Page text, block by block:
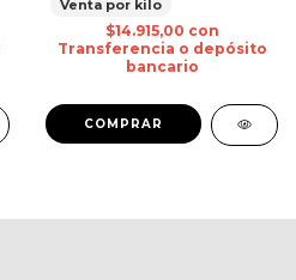
Venta por kilo
$14.915,00 con
Transferencia o depósito
bancario
COMPRAR